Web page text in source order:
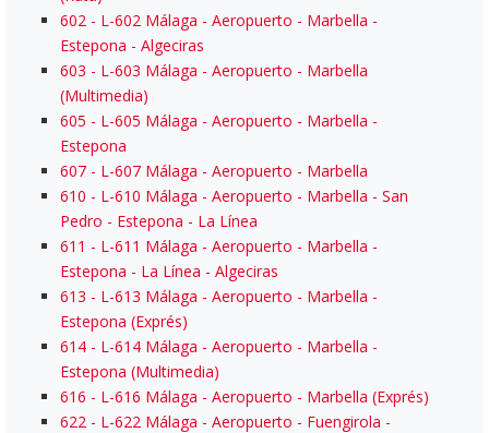
602 - L-602 Málaga - Aeropuerto - Marbella -
Estepona - Algeciras
603 - L-603 Málaga - Aeropuerto - Marbella
(Multimedia)
605 - L-605 Málaga - Aeropuerto - Marbella -
Estepona
607 - L-607 Málaga - Aeropuerto - Marbella
610 - L-610 Málaga - Aeropuerto - Marbella - San
Pedro - Estepona - La Línea
611 - L-611 Málaga - Aeropuerto - Marbella -
Estepona - La Línea - Algeciras
613 - L-613 Málaga - Aeropuerto - Marbella -
Estepona (Exprés)
614 - L-614 Málaga - Aeropuerto - Marbella -
Estepona (Multimedia)
616 - L-616 Málaga - Aeropuerto - Marbella (Exprés)
622 - L-622 Málaga - Aeropuerto - Fuengirola -